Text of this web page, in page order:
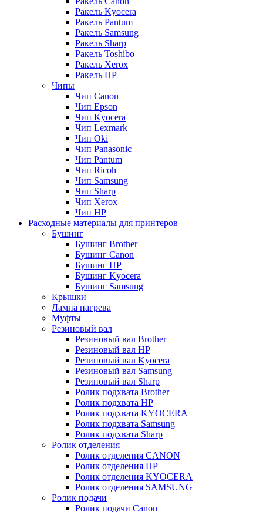
Ракель Kyocera
Ракель Pantum
Ракель Samsung
Ракель Sharp
Ракель Toshibo
Ракель Xerox
Ракель НР
Чипы
Чип Canon
Чип Epson
Чип Kyocera
Чип Lexmark
Чип Oki
Чип Panasonic
Чип Pantum
Чип Ricoh
Чип Samsung
Чип Sharp
Чип Xerox
Чип НР
Расходные материалы для принтеров
Бушинг
Бушинг Brother
Бушинг Canon
Бушинг HP
Бушинг Kyocera
Бушинг Samsung
Крышки
Лампа нагрева
Муфты
Резиновый вал
Резиновый вал Brother
Резиновый вал HP
Резиновый вал Kyocera
Резиновый вал Samsung
Резиновый вал Sharp
Ролик подхвата Brother
Ролик подхвата HP
Ролик подхвата KYOCERA
Ролик подхвата Samsung
Ролик подхвата Sharp
Ролик отделения
Ролик отделения CANON
Ролик отделения HP
Ролик отделения KYOCERA
Ролик отделения SAMSUNG
Ролик подачи
Ролик подачи Canon